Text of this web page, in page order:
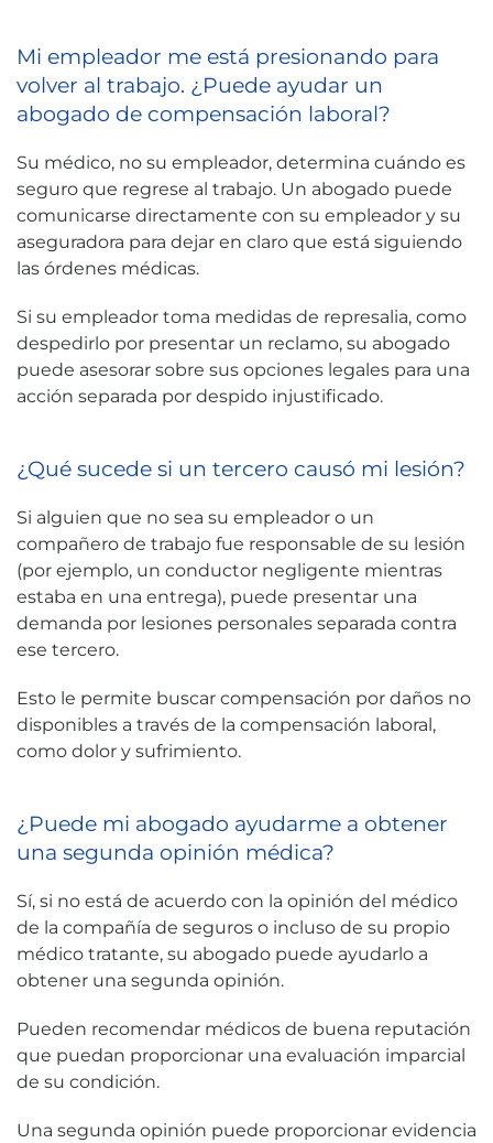
Mi empleador me está presionando para
volver al trabajo. ¿Puede ayudar un
abogado de compensación laboral?
Su médico, no su empleador, determina cuándo es
seguro que regrese al trabajo. Un abogado puede
comunicarse directamente con su empleador y su
aseguradora para dejar en claro que está siguiendo
las órdenes médicas.
Si su empleador toma medidas de represalia, como
despedirlo por presentar un reclamo, su abogado
puede asesorar sobre sus opciones legales para una
acción separada por despido injustificado.
¿Qué sucede si un tercero causó mi lesión?
Si alguien que no sea su empleador o un
compañero de trabajo fue responsable de su lesión
(por ejemplo, un conductor negligente mientras
estaba en una entrega), puede presentar una
demanda por lesiones personales separada contra
ese tercero.
Esto le permite buscar compensación por daños no
disponibles a través de la compensación laboral,
como dolor y sufrimiento.
¿Puede mi abogado ayudarme a obtener
una segunda opinión médica?
Sí, si no está de acuerdo con la opinión del médico
de la compañía de seguros o incluso de su propio
médico tratante, su abogado puede ayudarlo a
obtener una segunda opinión.
Pueden recomendar médicos de buena reputación
que puedan proporcionar una evaluación imparcial
de su condición.
Una segunda opinión puede proporcionar evidencia